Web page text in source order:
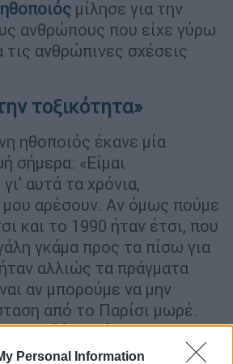
Personal Information
ηθοποιός μίλησε για την
ανθρώπους που είχε γύρω
τις ανθρώπινες σχέσεις
τοξικότητα»
ηθοποιός έκανε μία
σήμερα: «Είμαι
αυτά τα χρόνια,
μου αρέσουν. Αν όμως πούμε
και το 1990 ήταν έτσι, που
γκάμα προς τα πίσω για
αλλιώς τα πράγματα
αν μπορούμε να μην
από το Παρίσι μωρέ.
Δηλαδή αν θέλουμε να
το κάνουμε τώρα εδώ ο